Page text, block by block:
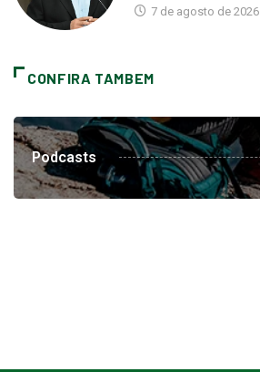
7 de agosto de 2026
CONFIRA TAMBEM
Podcasts